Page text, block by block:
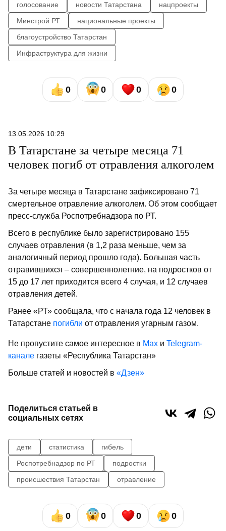
голосование новости Татарстана
нацпроекты
Минстрой РТ
национальные проекты
благоустройство Татарстан
Инфраструктура для жизни
0 0 0 0
13.05.2026 10:29
В Татарстане за четыре месяца 71
человек погиб от отравления алкоголем
За четыре месяца в Татарстане зафиксировано 71
смертельное отравление алкоголем. Об этом сообщает
пресс-служба Роспотребнадзора по РТ.
Всего в республике было зарегистрировано 155
случаев отравления (в 1,2 раза меньше, чем за
аналогичный период прошло года). Большая часть
отравившихся – совершеннолетние, на подростков от
15 до 17 лет приходится всего 4 случая, и 12 случаев
отравления детей.
Ранее «РТ» сообщала, что с начала года 12 человек в
Татарстане погибли от отравления угарным газом.
Не пропустите самое интересное в Max и Telegram-
канале газеты «Республика Татарстан»
Больше статей и новостей в «Дзен»
Поделиться статьей в
социальных сетях
дети статистика
гибель
Роспотребнадзор по РТ
подростки
происшествия Татарстан
отравление
0 0 0 0